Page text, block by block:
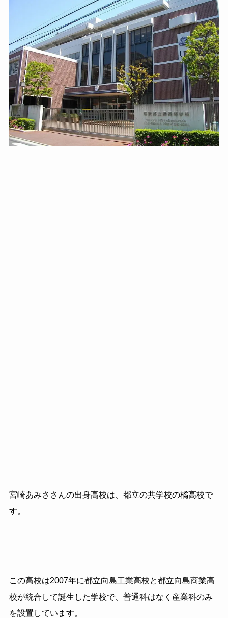
宮崎あみささんの出身高校は、都立の共学校の橘高校で
す。
この高校は2007年に都立向島工業高校と都立向島商業高
校が統合して誕生した学校で、普通科はなく産業科のみ
を設置しています。